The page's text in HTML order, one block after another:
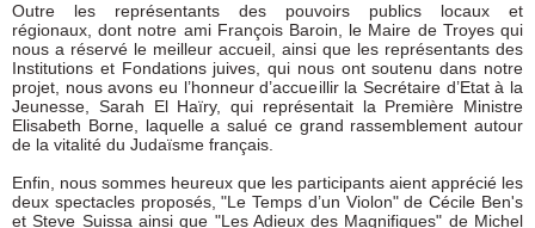
Outre les représentants des pouvoirs publics locaux et
régionaux, dont notre ami François Baroin, le Maire de Troyes qui
nous a réservé le meilleur accueil, ainsi que les représentants des
Institutions et Fondations juives, qui nous ont soutenu dans notre
projet, nous avons eu l’honneur d’accueillir la Secrétaire d’Etat à la
Jeunesse, Sarah El Haïry, qui représentait la Première Ministre
Elisabeth Borne, laquelle a salué ce grand rassemblement autour
de la vitalité du Judaïsme français.
Enfin, nous sommes heureux que les participants aient apprécié les
deux spectacles proposés, "Le Temps d’un Violon" de Cécile Ben's
et Steve Suissa ainsi que "Les Adieux des Magnifiques" de Michel